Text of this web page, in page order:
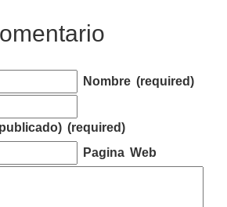
Nombre (required)
(required)
Pagina Web